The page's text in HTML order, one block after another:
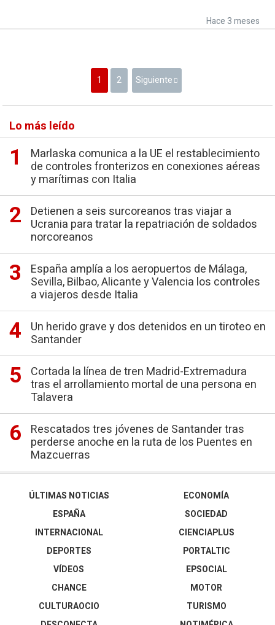
Hace 3 meses
1 2 Siguiente
Lo más leído
Marlaska comunica a la UE el restablecimiento
de controles fronterizos en conexiones aéreas
y marítimas con Italia
Detienen a seis surcoreanos tras viajar a
Ucrania para tratar la repatriación de soldados
norcoreanos
España amplía a los aeropuertos de Málaga,
Sevilla, Bilbao, Alicante y Valencia los controles
a viajeros desde Italia
Un herido grave y dos detenidos en un tiroteo en
Santander
Cortada la línea de tren Madrid-Extremadura
tras el arrollamiento mortal de una persona en
Talavera
Rescatados tres jóvenes de Santander tras
perderse anoche en la ruta de los Puentes en
Mazcuerras
ÚLTIMAS NOTICIAS
ESPAÑA
INTERNACIONAL
DEPORTES
VÍDEOS
ECONOMÍA
SOCIEDAD
CIENCIAPLUS
PORTALTIC
EPSOCIAL
CHANCE
CULTURAOCIO
MOTOR
TURISMO